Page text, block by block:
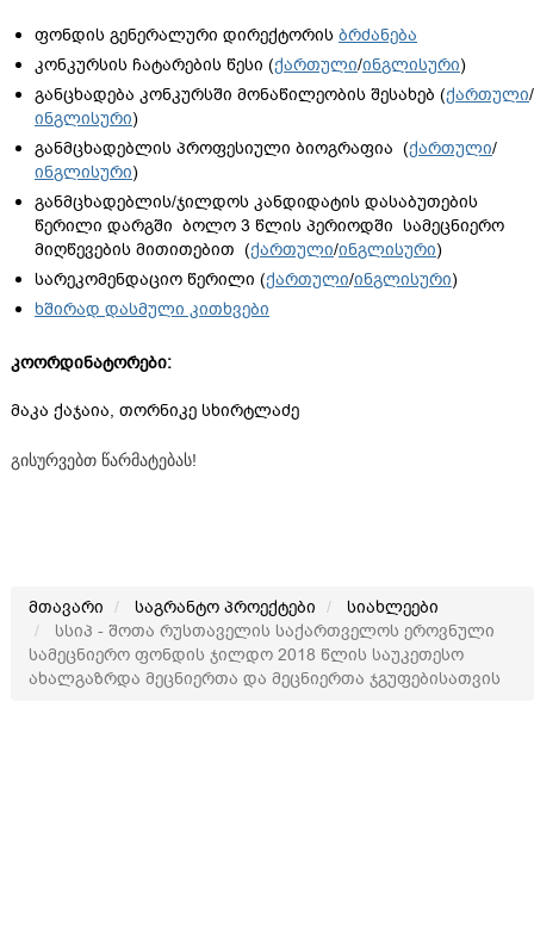
ფონდის გენერალური დირექტორის ბრძანება
კონკურსის ჩატარების წესი (ქართული/ინგლისური)
განცხადება კონკურსში მონაწილეობის შესახებ (ქართული/
ინგლისური)
განმცხადებლის პროფესიული ბიოგრაფია (ქართული/
ინგლისური)
განმცხადებლის/ჯილდოს კანდიდატის დასაბუთების
წერილი დარგში ბოლო 3 წლის პერიოდში სამეცნიერო
მიღწევების მითითებით (ქართული/ინგლისური)
სარეკომენდაციო წერილი (ქართული/ინგლისური)
ხშირად დასმული კითხვები
კოორდინატორები:
მაკა ქაჯაია, თორნიკე სხირტლაძე
გისურვებთ წარმატებას!
მთავარი საგრანტო პროექტები
სიახლეები
სსიპ - შოთა რუსთაველის საქართველოს ეროვნული
სამეცნიერო ფონდის ჯილდო 2018 წლის საუკეთესო
ახალგაზრდა მეცნიერთა და მეცნიერთა ჯგუფებისათვის